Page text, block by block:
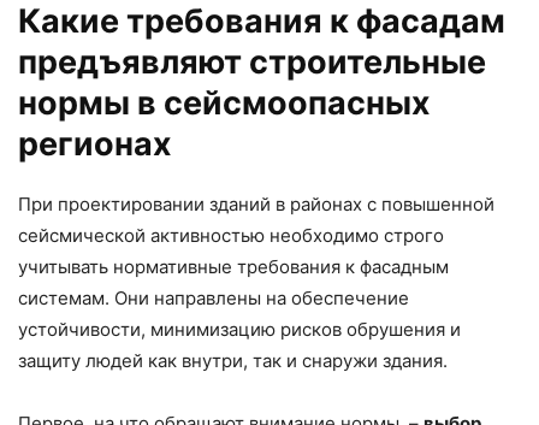
Какие требования к фасадам
предъявляют строительные
нормы в сейсмоопасных
регионах
При проектировании зданий в районах с повышенной
сейсмической активностью необходимо строго
учитывать нормативные требования к фасадным
системам. Они направлены на обеспечение
устойчивости, минимизацию рисков обрушения и
защиту людей как внутри, так и снаружи здания.